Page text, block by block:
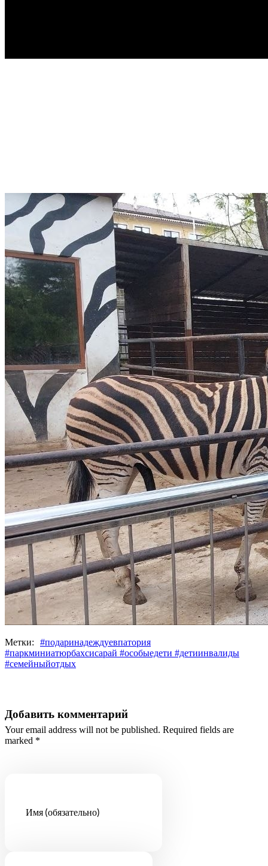
Метки:
#подаринадеждуевпатория
#паркминиатюрбахсисарай #особыедети #детиинвалиды
#семейныйотдых
Добавить комментарий
Your email address will not be published. Required fields are
marked *